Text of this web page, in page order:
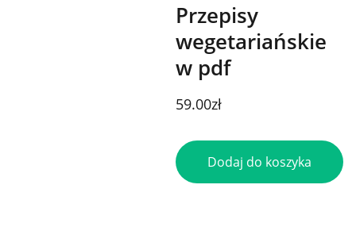
Przepisy
wegetariańskie
w pdf
59.00zł
Dodaj do koszyka